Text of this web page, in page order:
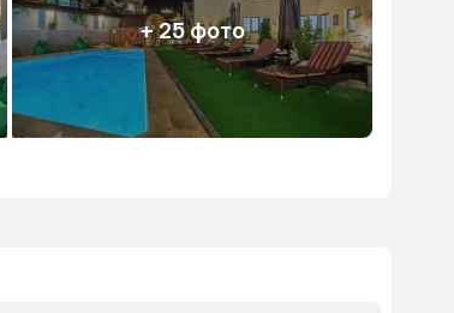
+ 25 фото